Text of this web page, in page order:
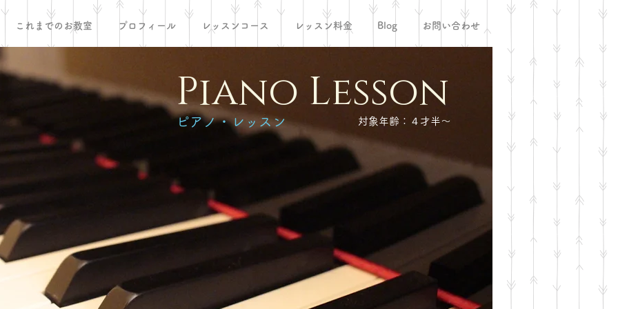
これまでのお教室 プロフィール レッスンコース レッスン料金 Blog お問い合わせ
Piano Lesson
​ピアノ・レッスン ​対象年齢：４才半〜